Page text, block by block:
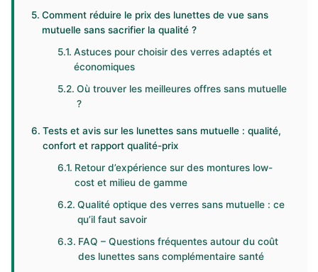
Comment réduire le prix des lunettes de vue sans
mutuelle sans sacrifier la qualité ?
Astuces pour choisir des verres adaptés et
économiques
Où trouver les meilleures offres sans mutuelle
?
Tests et avis sur les lunettes sans mutuelle : qualité,
confort et rapport qualité-prix
Retour d’expérience sur des montures low-
cost et milieu de gamme
Qualité optique des verres sans mutuelle : ce
qu’il faut savoir
FAQ – Questions fréquentes autour du coût
des lunettes sans complémentaire santé